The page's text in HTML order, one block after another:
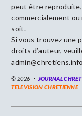
peut être
commercialement
soit.
Si vous trouvez une
droits d’auteur,
admin@chretiens.info
© 2026 JOURNAL
TELEVISION CHRETIENNE